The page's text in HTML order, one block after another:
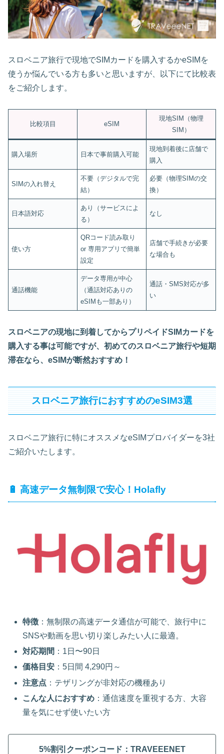
スロベニア旅行で現地でSIMカードを購入するかeSIMを
使うか悩んでいる方も多いと思いますが、以下にて比較表
をご紹介します。
比較項目 eSIM
現地SIM（物理
SIM）
購入場所 日本で事前購入可能
現地到着後に店舗で
購入
SIMの入れ替え
不要（デジタルで完
結）
必要（物理SIMの交
換）
日本語対応
あり（サービスによ
る）
なし
使い方
QRコード読み取り
or 専用アプリで簡単
設定
店舗で手続きが必要
な場合も
通話機能
データ専用が中心
（通話対応ありの
eSIMも一部あり）
通話・SMS対応が多
い
スロベニアの現地に到着してからプリペイドSIMカードを
購入する事は可能ですが、初めてのスロベニア旅行や短期
滞在なら、eSIMが断然おすすめ！
スロベニア旅行におすすめのeSIM3選
スロベニア旅行に特にオススメなeSIMプロバイダーを3社
ご紹介いたします。
🔋 高速データ無制限で安心！Holafly
特徴 ：無制限の高速データ通信が可能で、旅行中に
SNSや動画を思い切り楽しみたい人に最適。
対応期間 ：1日〜90日
価格目安 ：5日間 4,290円～
注意点 ：テザリングが非対応の機種あり
こんな人におすすめ ：通信速度を重視する方、大容
量を気にせず使いたい方
5%割引クーポンコード：TRAVEEENET